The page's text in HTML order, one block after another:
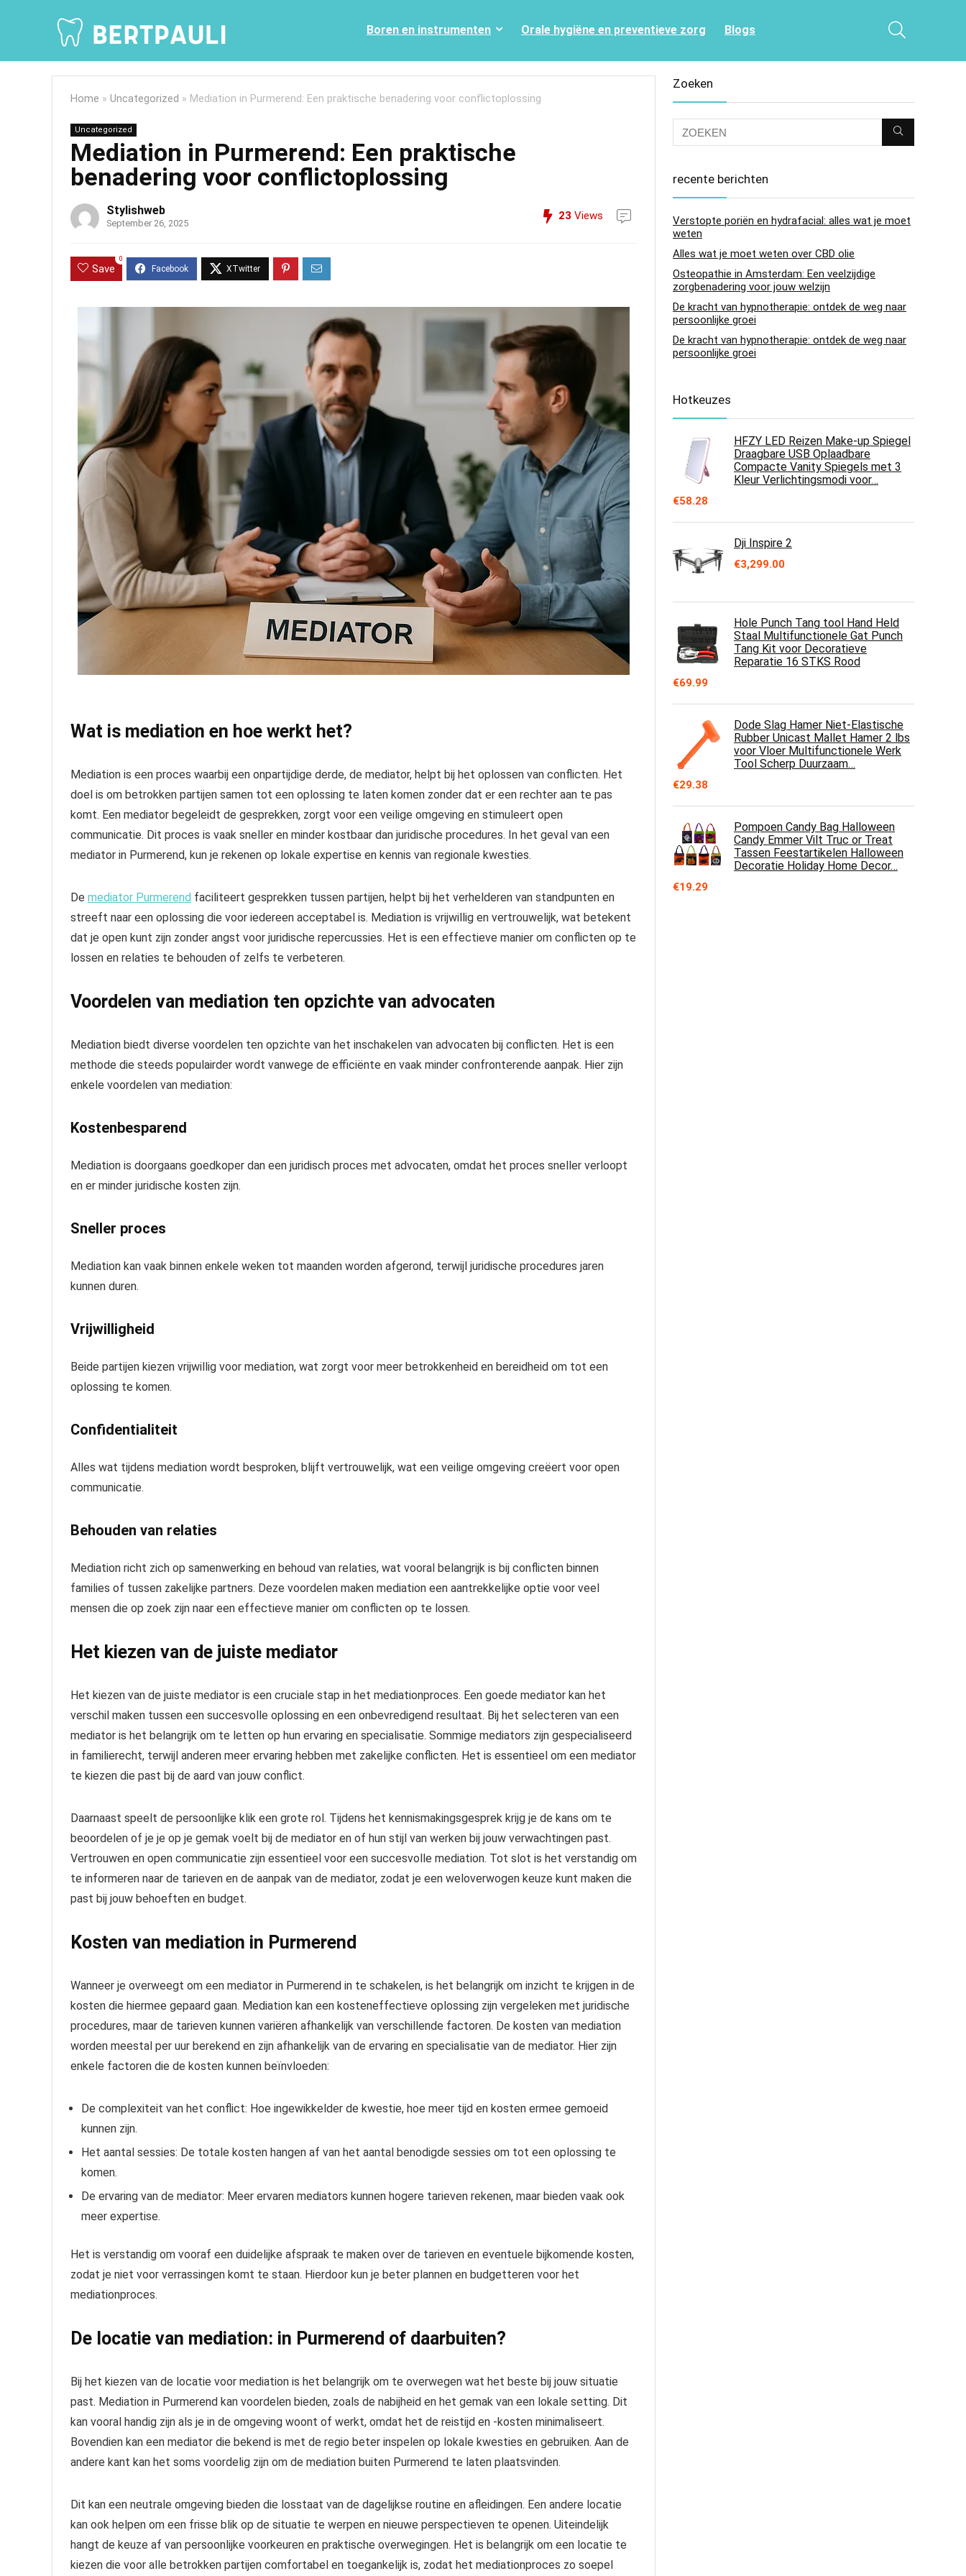
Boren en instrumenten Orale hygiëne en preventieve zorg Blogs
Home » Uncategorized » Mediation in Purmerend: Een praktische benadering voor conflictoplossing
Uncategorized
Mediation in Purmerend: Een praktische
benadering voor conflictoplossing
Stylishweb
September 26, 2025
23 Views
Save
0
Wat is mediation en hoe werkt het?
Mediation is een proces waarbij een onpartijdige derde, de mediator, helpt bij het oplossen van conflicten. Het
doel is om betrokken partijen samen tot een oplossing te laten komen zonder dat er een rechter aan te pas
komt. Een mediator begeleidt de gesprekken, zorgt voor een veilige omgeving en stimuleert open
communicatie. Dit proces is vaak sneller en minder kostbaar dan juridische procedures. In het geval van een
mediator in Purmerend, kun je rekenen op lokale expertise en kennis van regionale kwesties.
De mediator Purmerend faciliteert gesprekken tussen partijen, helpt bij het verhelderen van standpunten en
streeft naar een oplossing die voor iedereen acceptabel is. Mediation is vrijwillig en vertrouwelijk, wat betekent
dat je open kunt zijn zonder angst voor juridische repercussies. Het is een effectieve manier om conflicten op te
lossen en relaties te behouden of zelfs te verbeteren.
Voordelen van mediation ten opzichte van advocaten
Mediation biedt diverse voordelen ten opzichte van het inschakelen van advocaten bij conflicten. Het is een
methode die steeds populairder wordt vanwege de efficiënte en vaak minder confronterende aanpak. Hier zijn
enkele voordelen van mediation:
Kostenbesparend
Mediation is doorgaans goedkoper dan een juridisch proces met advocaten, omdat het proces sneller verloopt
en er minder juridische kosten zijn.
Sneller proces
Mediation kan vaak binnen enkele weken tot maanden worden afgerond, terwijl juridische procedures jaren
kunnen duren.
Vrijwilligheid
Beide partijen kiezen vrijwillig voor mediation, wat zorgt voor meer betrokkenheid en bereidheid om tot een
oplossing te komen.
Confidentialiteit
Alles wat tijdens mediation wordt besproken, blijft vertrouwelijk, wat een veilige omgeving creëert voor open
communicatie.
Behouden van relaties
Mediation richt zich op samenwerking en behoud van relaties, wat vooral belangrijk is bij conflicten binnen
families of tussen zakelijke partners. Deze voordelen maken mediation een aantrekkelijke optie voor veel
mensen die op zoek zijn naar een effectieve manier om conflicten op te lossen.
Het kiezen van de juiste mediator
Het kiezen van de juiste mediator is een cruciale stap in het mediationproces. Een goede mediator kan het
verschil maken tussen een succesvolle oplossing en een onbevredigend resultaat. Bij het selecteren van een
mediator is het belangrijk om te letten op hun ervaring en specialisatie. Sommige mediators zijn gespecialiseerd
in familierecht, terwijl anderen meer ervaring hebben met zakelijke conflicten. Het is essentieel om een mediator
te kiezen die past bij de aard van jouw conflict.
Daarnaast speelt de persoonlijke klik een grote rol. Tijdens het kennismakingsgesprek krijg je de kans om te
beoordelen of je je op je gemak voelt bij de mediator en of hun stijl van werken bij jouw verwachtingen past.
Vertrouwen en open communicatie zijn essentieel voor een succesvolle mediation. Tot slot is het verstandig om
te informeren naar de tarieven en de aanpak van de mediator, zodat je een weloverwogen keuze kunt maken die
past bij jouw behoeften en budget.
Kosten van mediation in Purmerend
Wanneer je overweegt om een mediator in Purmerend in te schakelen, is het belangrijk om inzicht te krijgen in de
kosten die hiermee gepaard gaan. Mediation kan een kosteneffectieve oplossing zijn vergeleken met juridische
procedures, maar de tarieven kunnen variëren afhankelijk van verschillende factoren. De kosten van mediation
worden meestal per uur berekend en zijn afhankelijk van de ervaring en specialisatie van de mediator. Hier zijn
enkele factoren die de kosten kunnen beïnvloeden:
De complexiteit van het conflict: Hoe ingewikkelder de kwestie, hoe meer tijd en kosten ermee gemoeid
kunnen zijn.
Het aantal sessies: De totale kosten hangen af van het aantal benodigde sessies om tot een oplossing te
komen.
De ervaring van de mediator: Meer ervaren mediators kunnen hogere tarieven rekenen, maar bieden vaak ook
meer expertise.
Het is verstandig om vooraf een duidelijke afspraak te maken over de tarieven en eventuele bijkomende kosten,
zodat je niet voor verrassingen komt te staan. Hierdoor kun je beter plannen en budgetteren voor het
mediationproces.
De locatie van mediation: in Purmerend of daarbuiten?
Bij het kiezen van de locatie voor mediation is het belangrijk om te overwegen wat het beste bij jouw situatie
past. Mediation in Purmerend kan voordelen bieden, zoals de nabijheid en het gemak van een lokale setting. Dit
kan vooral handig zijn als je in de omgeving woont of werkt, omdat het de reistijd en -kosten minimaliseert.
Bovendien kan een mediator die bekend is met de regio beter inspelen op lokale kwesties en gebruiken. Aan de
andere kant kan het soms voordelig zijn om de mediation buiten Purmerend te laten plaatsvinden.
Dit kan een neutrale omgeving bieden die losstaat van de dagelijkse routine en afleidingen. Een andere locatie
kan ook helpen om een frisse blik op de situatie te werpen en nieuwe perspectieven te openen. Uiteindelijk
hangt de keuze af van persoonlijke voorkeuren en praktische overwegingen. Het is belangrijk om een locatie te
kiezen die voor alle betrokken partijen comfortabel en toegankelijk is, zodat het mediationproces zo soepel
Zoeken
recente berichten
Verstopte poriën en hydrafacial: alles wat je moet
weten
Alles wat je moet weten over CBD olie
Osteopathie in Amsterdam: Een veelzijdige
zorgbenadering voor jouw welzijn
De kracht van hypnotherapie: ontdek de weg naar
persoonlijke groei
De kracht van hypnotherapie: ontdek de weg naar
persoonlijke groei
Hotkeuzes
HFZY LED Reizen Make-up Spiegel
Draagbare USB Oplaadbare
Compacte Vanity Spiegels met 3
Kleur Verlichtingsmodi voor…
€58.28
Dji Inspire 2
€3,299.00
Hole Punch Tang tool Hand Held
Staal Multifunctionele Gat Punch
Tang Kit voor Decoratieve
Reparatie 16 STKS Rood
€69.99
Dode Slag Hamer Niet-Elastische
Rubber Unicast Mallet Hamer 2 lbs
voor Vloer Multifunctionele Werk
Tool Scherp Duurzaam…
€29.38
Pompoen Candy Bag Halloween
Candy Emmer Vilt Truc or Treat
Tassen Feestartikelen Halloween
Decoratie Holiday Home Decor…
€19.29